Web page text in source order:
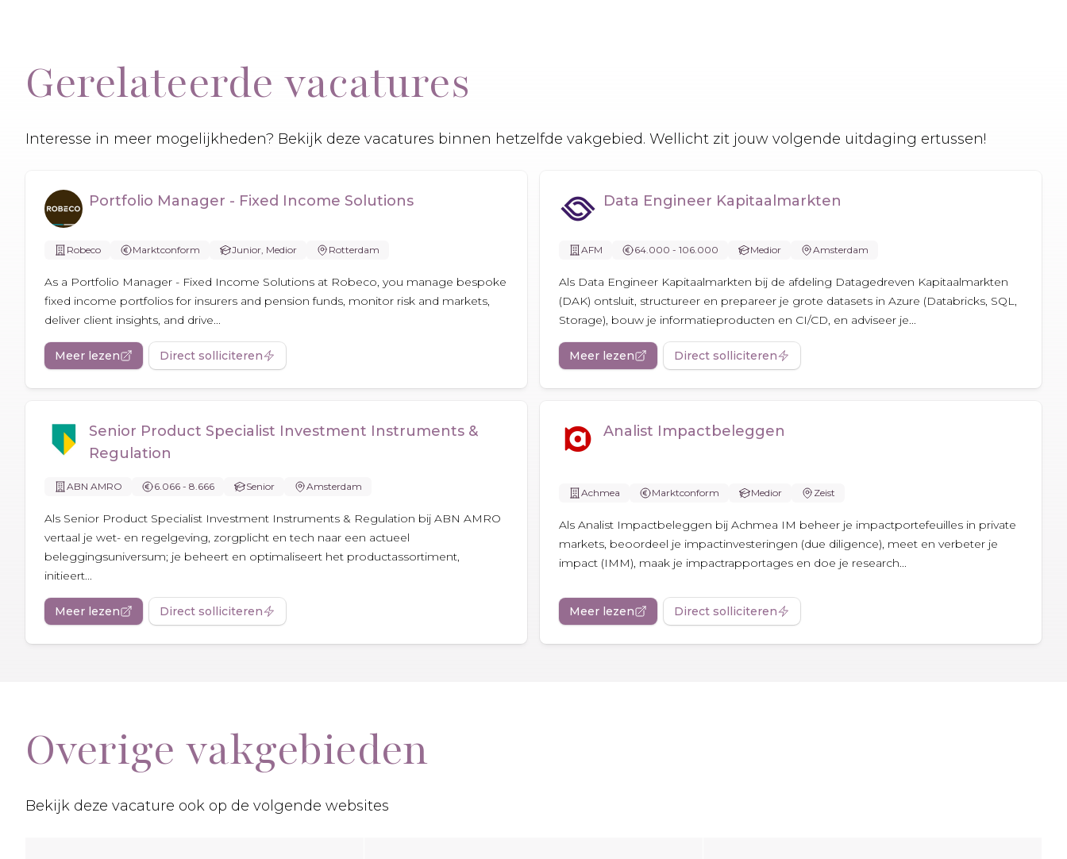
Gerelateerde vacatures
Interesse in meer mogelijkheden? Bekijk deze vacatures binnen hetzelfde vakgebied. Wellicht zit jouw volgende uitdaging ertussen!
Portfolio Manager - Fixed Income Solutions
Robeco Marktconform Junior, Medior Rotterdam
As a Portfolio Manager - Fixed Income Solutions at Robeco, you manage bespoke
fixed income portfolios for insurers and pension funds, monitor risk and markets,
deliver client insights, and drive...
Meer lezen Direct solliciteren
Data Engineer Kapitaalmarkten
AFM 64.000 - 106.000 Medior Amsterdam
Als Data Engineer Kapitaalmarkten bij de afdeling Datagedreven Kapitaalmarkten
(DAK) ontsluit, structureer en prepareer je grote datasets in Azure (Databricks, SQL,
Storage), bouw je informatieproducten en CI/CD, en adviseer je...
Meer lezen Direct solliciteren
Senior Product Specialist Investment Instruments &
Regulation
ABN AMRO 6.066 - 8.666 Senior Amsterdam
Als Senior Product Specialist Investment Instruments & Regulation bij ABN AMRO
vertaal je wet- en regelgeving, zorgplicht en tech naar een actueel
beleggingsuniversum; je beheert en optimaliseert het productassortiment,
initieert...
Meer lezen Direct solliciteren
Analist Impactbeleggen
Achmea Marktconform Medior Zeist
Als Analist Impactbeleggen bij Achmea IM beheer je impactportefeuilles in private
markets, beoordeel je impactinvesteringen (due diligence), meet en verbeter je
impact (IMM), maak je impactrapportages en doe je research...
Meer lezen Direct solliciteren
Overige vakgebieden
Bekijk deze vacature ook op de volgende websites